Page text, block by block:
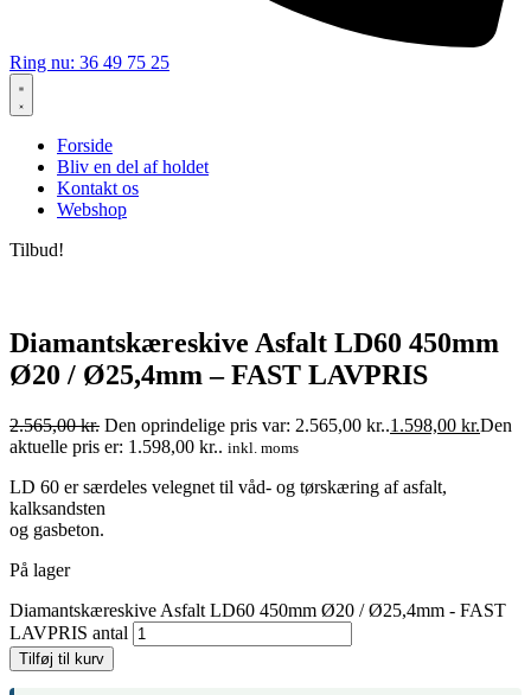
Ring nu: 36 49 75 25
Forside
Bliv en del af holdet
Kontakt os
Webshop
Tilbud!
Diamantskæreskive Asfalt LD60 450mm
Ø20 / Ø25,4mm – FAST LAVPRIS
2.565,00kr. Den oprindelige pris var: 2.565,00 kr..1.598,00 kr.Den
aktuelle pris er: 1.598,00 kr.. inkl. moms
LD 60 er særdeles velegnet til våd- og tørskæring af asfalt,
kalksandsten
og gasbeton.
På lager
Diamantskæreskive Asfalt LD60 450mm Ø20 / Ø25,4mm - FAST
LAVPRIS antal
Tilføj til kurv